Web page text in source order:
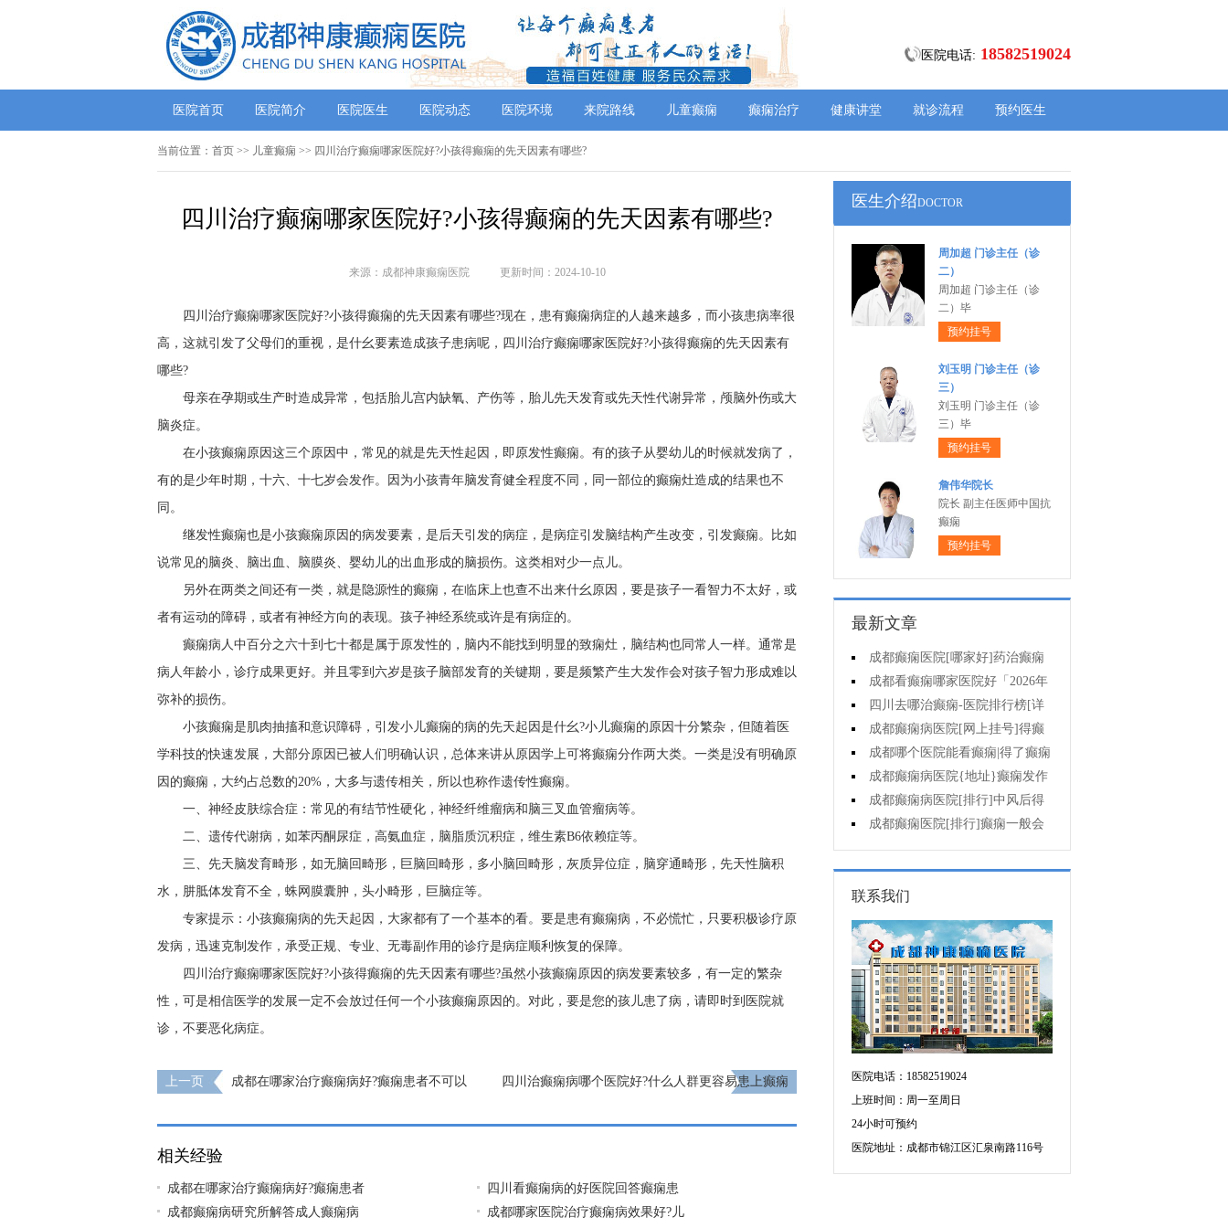
医院电话: 18582519024
医院首页 医院简介 医院医生 医院动态 医院环境 来院路线 儿童癫痫 癫痫治疗 健康讲堂 就诊流程 预约医生
当前位置： 首页 >> 儿童癫痫 >> 四川治疗癫痫哪家医院好?小孩得癫痫的先天因素有哪些?
四川治疗癫痫哪家医院好?小孩得癫痫的先天因素有哪些?
来源：成都神康癫痫医院 更新时间：2024-10-10
四川治疗癫痫哪家医院好?小孩得癫痫的先天因素有哪些?现在，患有癫痫病症的人越来越多，而小孩患病率很
高，这就引发了父母们的重视，是什幺要素造成孩子患病呢，四川治疗癫痫哪家医院好?小孩得癫痫的先天因素有
哪些?
母亲在孕期或生产时造成异常，包括胎儿宫内缺氧、产伤等，胎儿先天发育或先天性代谢异常，颅脑外伤或大
脑炎症。
在小孩癫痫原因这三个原因中，常见的就是先天性起因，即原发性癫痫。有的孩子从婴幼儿的时候就发病了，
有的是少年时期，十六、十七岁会发作。因为小孩青年脑发育健全程度不同，同一部位的癫痫灶造成的结果也不
同。
继发性癫痫也是小孩癫痫原因的病发要素，是后天引发的病症，是病症引发脑结构产生改变，引发癫痫。比如
说常见的脑炎、脑出血、脑膜炎、婴幼儿的出血形成的脑损伤。这类相对少一点儿。
另外在两类之间还有一类，就是隐源性的癫痫，在临床上也查不出来什幺原因，要是孩子一看智力不太好，或
者有运动的障碍，或者有神经方向的表现。孩子神经系统或许是有病症的。
癫痫病人中百分之六十到七十都是属于原发性的，脑内不能找到明显的致痫灶，脑结构也同常人一样。通常是
病人年龄小，诊疗成果更好。并且零到六岁是孩子脑部发育的关键期，要是频繁产生大发作会对孩子智力形成难以
弥补的损伤。
小孩癫痫是肌肉抽搐和意识障碍，引发小儿癫痫的病的先天起因是什幺?小儿癫痫的原因十分繁杂，但随着医
学科技的快速发展，大部分原因已被人们明确认识，总体来讲从原因学上可将癫痫分作两大类。一类是没有明确原
因的癫痫，大约占总数的20%，大多与遗传相关，所以也称作遗传性癫痫。
一、神经皮肤综合症：常见的有结节性硬化，神经纤维瘤病和脑三叉血管瘤病等。
二、遗传代谢病，如苯丙酮尿症，高氨血症，脑脂质沉积症，维生素B6依赖症等。
三、先天脑发育畸形，如无脑回畸形，巨脑回畸形，多小脑回畸形，灰质异位症，脑穿通畸形，先天性脑积
水，肼胝体发育不全，蛛网膜囊肿，头小畸形，巨脑症等。
专家提示：小孩癫痫病的先天起因，大家都有了一个基本的看。要是患有癫痫病，不必慌忙，只要积极诊疗原
发病，迅速克制发作，承受正规、专业、无毒副作用的诊疗是病症顺利恢复的保障。
四川治疗癫痫哪家医院好?小孩得癫痫的先天因素有哪些?虽然小孩癫痫原因的病发要素较多，有一定的繁杂
性，可是相信医学的发展一定不会放过任何一个小孩癫痫原因的。对此，要是您的孩儿患了病，请即时到医院就
诊，不要恶化病症。
上一页
成都在哪家治疗癫痫病好?癫痫患者不可以
四川治癫痫病哪个医院好?什么人群更容易患上癫痫
相关经验
成都在哪家治疗癫痫病好?癫痫患者
四川看癫痫病的好医院回答癫痫患
成都癫痫病研究所解答成人癫痫病
成都哪家医院治疗癫痫病效果好?儿
医生介绍DOCTOR
周加超 门诊主任（诊
二）
周加超 门诊主任（诊
二）毕
预约挂号
刘玉明 门诊主任（诊
三）
刘玉明 门诊主任（诊
三）毕
预约挂号
詹伟华院长
院长 副主任医师中国抗
癫痫
预约挂号
最新文章
成都癫痫医院[哪家好]药治癫痫
病怎么效果好?
成都看癫痫哪家医院好「2026年
度公布」立冬后癫痫病人应多注意
什么?
四川去哪治癫痫-医院排行榜[详
细排名]四川哪儿能有效治疗癫痫?
成都癫痫病医院[网上挂号]得癫
痫的女性母乳喂养时要注意什么?
成都哪个医院能看癫痫|得了癫痫
会有什么症状?
成都癫痫病医院{地址}癫痫发作
跟哪些因素有关?
成都癫痫病医院[排行]中风后得
的癫痫能治吗
成都癫痫医院[排行]癫痫一般会
出现哪些症状?
联系我们
医院电话：18582519024
上班时间：周一至周日
24小时可预约
医院地址：成都市锦江区汇泉南路116号